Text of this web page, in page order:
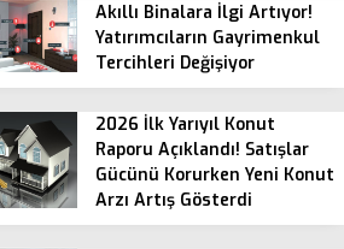
Akıllı Binalara İlgi Artıyor!
Yatırımcıların Gayrimenkul
Tercihleri Değişiyor
2026 İlk Yarıyıl Konut
Raporu Açıklandı! Satışlar
Gücünü Korurken Yeni Konut
Arzı Artış Gösterdi